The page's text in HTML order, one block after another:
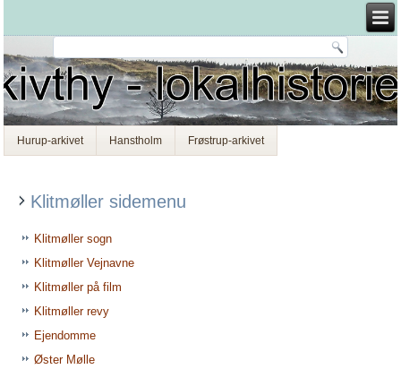
Hurup-arkivet Hanstholm Frøstrup-arkivet
Klitmøller sidemenu
Klitmøller sogn
Klitmøller Vejnavne
Klitmøller på film
Klitmøller revy
Ejendomme
Øster Mølle